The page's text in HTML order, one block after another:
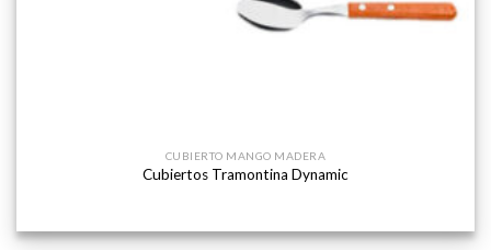
CUBIERTO MANGO MADERA
Cubiertos Tramontina Dynamic